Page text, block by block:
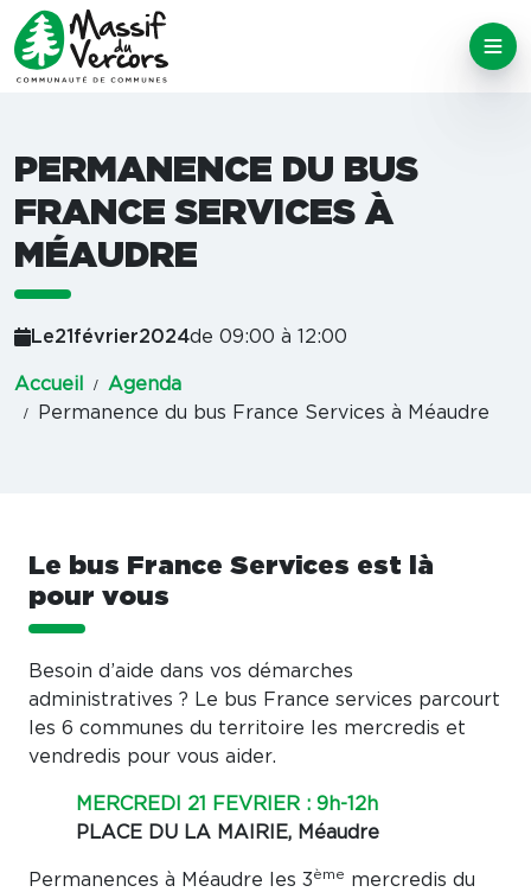
PERMANENCE DU BUS
FRANCE SERVICES À
MÉAUDRE
Le21 février2024de 09:00 à 12:00
Accueil
Agenda
Permanence du bus France Services à Méaudre
Le bus France Services est là
pour vous
Besoin d’aide dans vos démarches
administratives ? Le bus France services parcourt
les 6 communes du territoire les mercredis et
vendredis pour vous aider.
MERCREDI 21 FEVRIER : 9h-12h
PLACE DU LA MAIRIE, Méaudre
Permanences à Méaudre les 3ème mercredis du